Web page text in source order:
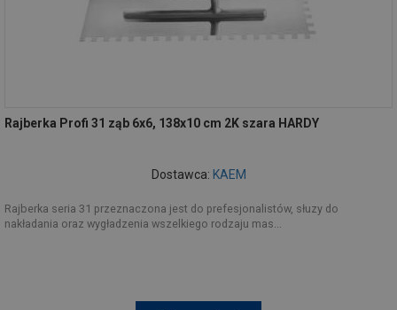
Rajberka Profi 31 ząb 6x6, 138x10 cm 2K szara HARDY
Dostawca: KAEM
Rajberka seria 31 przeznaczona jest do prefesjonalistów, słuzy do
nakładania oraz wygładzenia wszelkiego rodzaju mas...